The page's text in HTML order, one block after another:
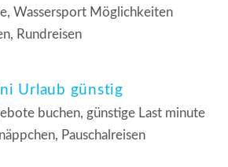
Wassersport Möglichkeiten
Rundreisen
Urlaub günstig
buchen, günstige Last minute
Pauschalreisen